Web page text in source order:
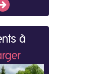
à